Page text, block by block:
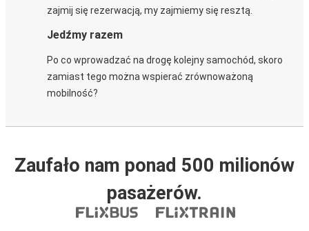
zajmij się rezerwacją, my zajmiemy się resztą.
Jedźmy razem
Po co wprowadzać na drogę kolejny samochód, skoro
zamiast tego można wspierać zrównoważoną
mobilność?
Zaufało nam ponad 500 milionów
pasażerów.